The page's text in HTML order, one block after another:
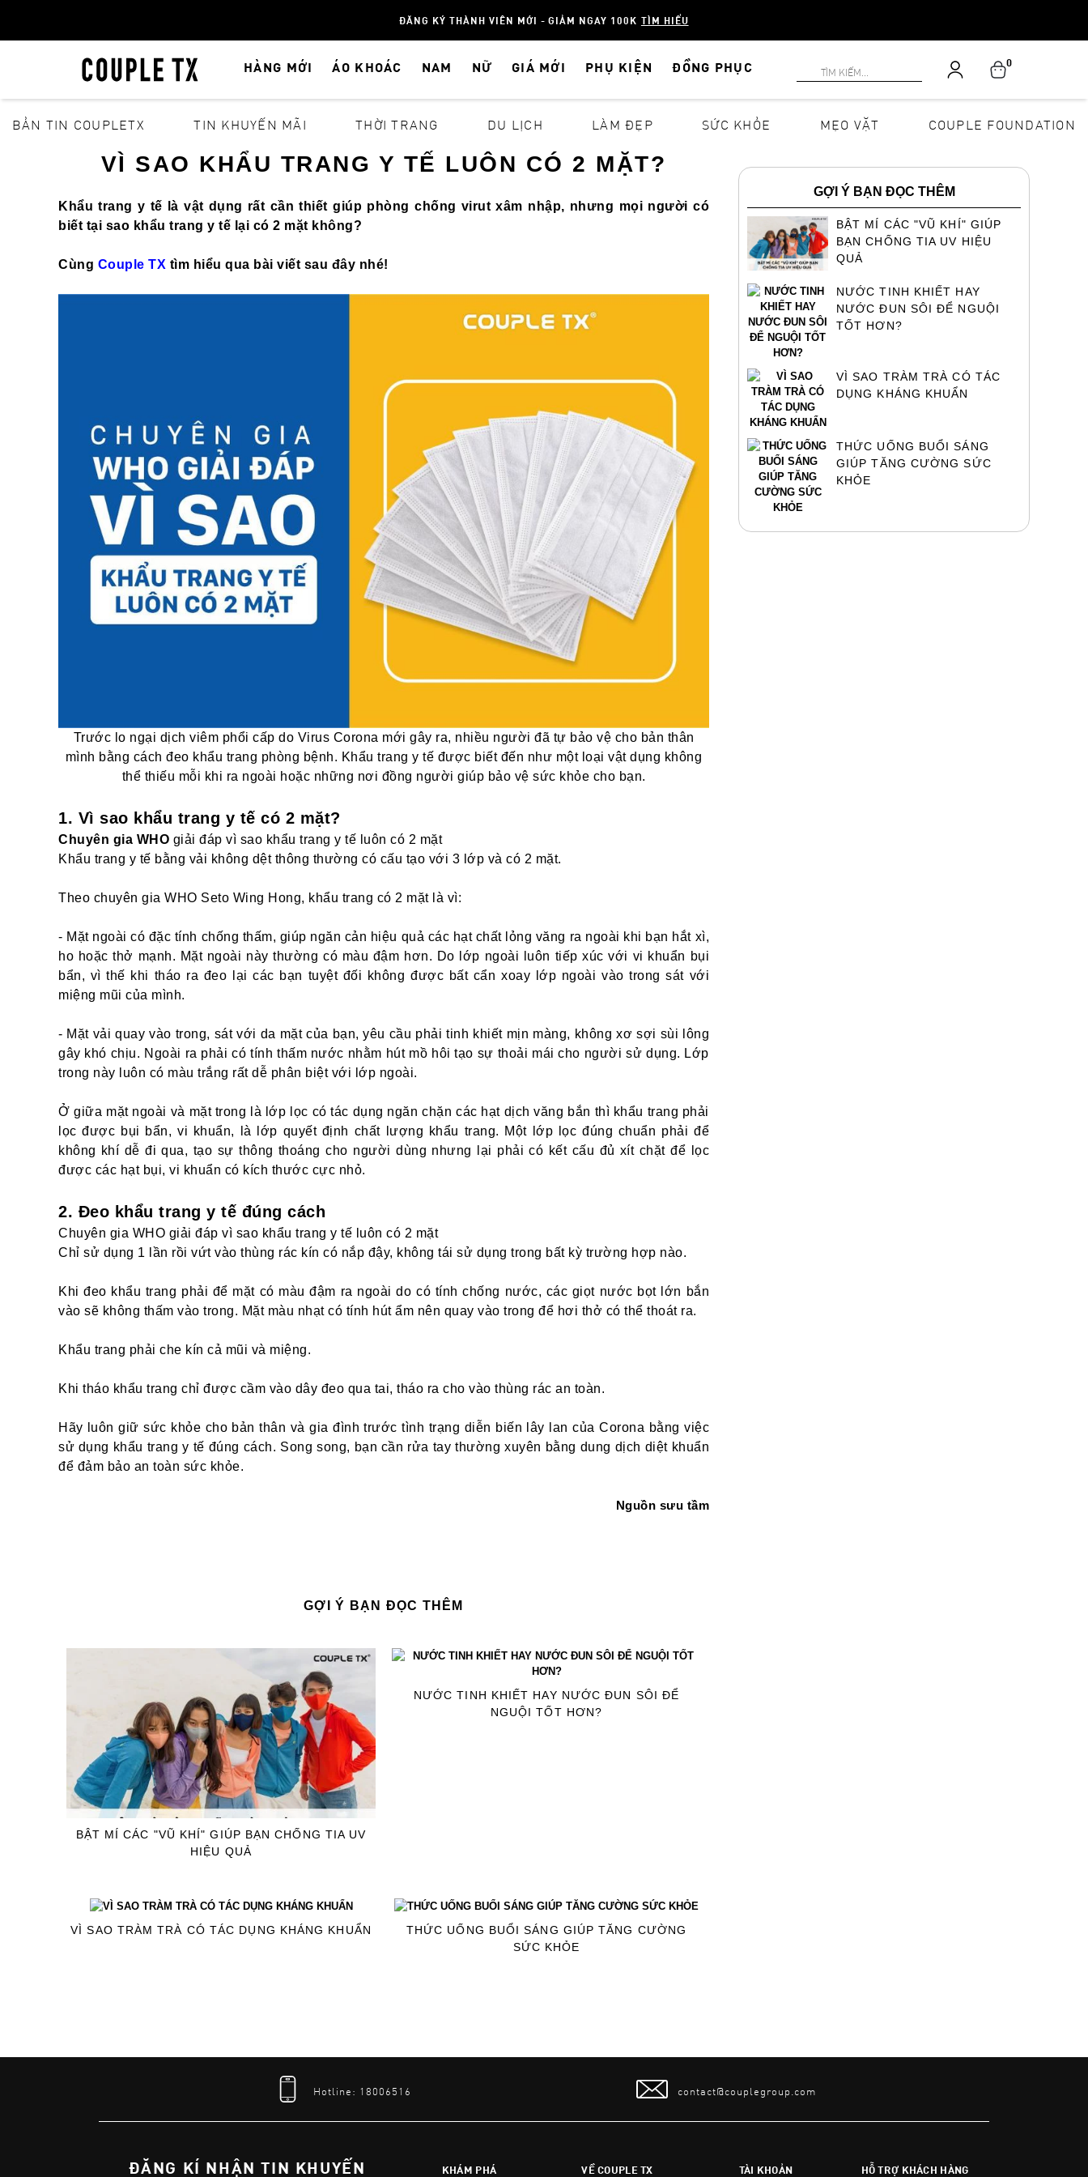
ĐĂNG KÝ THÀNH VIÊN MỚI - GIẢM NGAY 100K TÌM HIỂU
HÀNG MỚI ÁO KHOÁC NAM NỮ GIÁ MỚI PHỤ KIỆN ĐỒNG PHỤC 0
BẢN TIN COUPLETX TIN KHUYẾN MÃI THỜI TRANG DU LỊCH LÀM ĐẸP SỨC KHỎE MẸO VẶT COUPLE FOUNDATION
VÌ SAO KHẨU TRANG Y TẾ LUÔN CÓ 2 MẶT?
Khẩu trang y tế là vật dụng rất cần thiết giúp phòng chống virut xâm nhập, nhưng mọi người có
biết tại sao khẩu trang y tế lại có 2 mặt không?
Cùng Couple TX tìm hiểu qua bài viết sau đây nhé!
Trước lo ngại dịch viêm phổi cấp do Virus Corona mới gây ra, nhiều người đã tự bảo vệ cho bản thân
mình bằng cách đeo khẩu trang phòng bệnh. Khẩu trang y tế được biết đến như một loại vật dụng không
thể thiếu mỗi khi ra ngoài hoặc những nơi đồng người giúp bảo vệ sức khỏe cho bạn.
1. Vì sao khẩu trang y tế có 2 mặt?
Chuyên gia WHO giải đáp vì sao khẩu trang y tế luôn có 2 mặt
Khẩu trang y tế bằng vải không dệt thông thường có cấu tạo với 3 lớp và có 2 mặt.
Theo chuyên gia WHO Seto Wing Hong, khẩu trang có 2 mặt là vì:
- Mặt ngoài có đặc tính chống thấm, giúp ngăn cản hiệu quả các hạt chất lỏng văng ra ngoài khi bạn hắt xì,
ho hoặc thở mạnh. Mặt ngoài này thường có màu đậm hơn. Do lớp ngoài luôn tiếp xúc với vi khuẩn bụi
bẩn, vì thế khi tháo ra đeo lại các bạn tuyệt đối không được bất cẩn xoay lớp ngoài vào trong sát với
miệng mũi của mình.
- Mặt vải quay vào trong, sát với da mặt của bạn, yêu cầu phải tinh khiết mịn màng, không xơ sợi sùi lông
gây khó chịu. Ngoài ra phải có tính thấm nước nhằm hút mồ hôi tạo sự thoải mái cho người sử dụng. Lớp
trong này luôn có màu trắng rất dễ phân biệt với lớp ngoài.
Ở giữa mặt ngoài và mặt trong là lớp lọc có tác dụng ngăn chặn các hạt dịch văng bắn thì khẩu trang phải
lọc được bụi bẩn, vi khuẩn, là lớp quyết định chất lượng khẩu trang. Một lớp lọc đúng chuẩn phải để
không khí dễ đi qua, tạo sự thông thoáng cho người dùng nhưng lại phải có kết cấu đủ xít chặt để lọc
được các hạt bụi, vi khuẩn có kích thước cực nhỏ.
2. Đeo khẩu trang y tế đúng cách
Chuyên gia WHO giải đáp vì sao khẩu trang y tế luôn có 2 mặt
Chỉ sử dụng 1 lần rồi vứt vào thùng rác kín có nắp đậy, không tái sử dụng trong bất kỳ trường hợp nào.
Khi đeo khẩu trang phải để mặt có màu đậm ra ngoài do có tính chống nước, các giọt nước bọt lớn bắn
vào sẽ không thấm vào trong. Mặt màu nhạt có tính hút ẩm nên quay vào trong để hơi thở có thể thoát ra.
Khẩu trang phải che kín cả mũi và miệng.
Khi tháo khẩu trang chỉ được cầm vào dây đeo qua tai, tháo ra cho vào thùng rác an toàn.
Hãy luôn giữ sức khỏe cho bản thân và gia đình trước tình trạng diễn biến lây lan của Corona bằng việc
sử dụng khẩu trang y tế đúng cách. Song song, bạn cần rửa tay thường xuyên bằng dung dịch diệt khuẩn
để đảm bảo an toàn sức khỏe.
Nguồn sưu tầm
GỢI Ý BẠN ĐỌC THÊM
BẬT MÍ CÁC "VŨ KHÍ" GIÚP BẠN CHỐNG TIA UV
HIỆU QUẢ
NƯỚC TINH KHIẾT HAY NƯỚC ĐUN SÔI ĐỂ
NGUỘI TỐT HƠN?
VÌ SAO TRÀM TRÀ CÓ TÁC DỤNG KHÁNG KHUẨN
THỨC UỐNG BUỔI SÁNG GIÚP TĂNG CƯỜNG
SỨC KHỎE
GỢI Ý BẠN ĐỌC THÊM
BẬT MÍ CÁC "VŨ KHÍ" GIÚP
BẠN CHỐNG TIA UV HIỆU
QUẢ
NƯỚC TINH KHIẾT HAY
NƯỚC ĐUN SÔI ĐỂ NGUỘI
TỐT HƠN?
VÌ SAO TRÀM TRÀ CÓ TÁC
DỤNG KHÁNG KHUẨN
THỨC UỐNG BUỔI SÁNG
GIÚP TĂNG CƯỜNG SỨC
KHỎE
Hotline: 18006516 contact@couplegroup.com
ĐĂNG KÍ NHẬN TIN KHUYẾN KHÁM PHÁ VỀ COUPLE TX TÀI KHOẢN HỖ TRỢ KHÁCH HÀNG